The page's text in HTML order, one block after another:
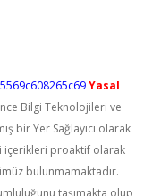
Yasal
Bilgi Teknolojileri ve
bir Yer Sağlayıcı olarak
içerikleri proaktif olarak
bulunmamaktadır.
taşımakta olup,